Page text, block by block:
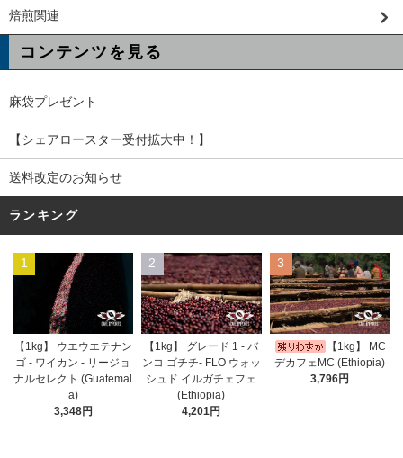
焙煎関連
コンテンツを見る
麻袋プレゼント
【シェアロースター受付拡大中！】
送料改定のお知らせ
ランキング
1
【1kg】 ウエウエテナン
ゴ - ワイカン - リージョ
ナルセレクト (Guatemal
a)
3,348円
2
【1kg】 グレード 1 - バ
ンコ ゴチチ- FLO ウォッ
シュド イルガチェフェ
(Ethiopia)
4,201円
3
【1kg】 MC
デカフェMC (Ethiopia)
3,796円